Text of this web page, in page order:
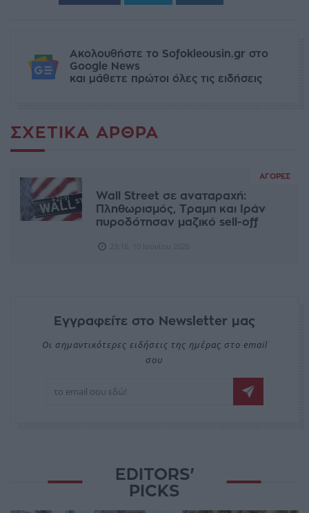
Ακολουθήστε το Sofokleousin.gr στο
Google News
και μάθετε πρώτοι όλες τις ειδήσεις
ΣΧΕΤΙΚΆ ΆΡΘΡΑ
ΑΓΟΡΈΣ
Wall Street σε αναταραχή:
Πληθωρισμός, Τραμπ και Ιράν
πυροδότησαν μαζικό sell-off
Εγγραφείτε στο Newsletter μας
Οι σημαντικότερες ειδήσεις της ημέρας στο email
σου
EDITORS'
PICKS